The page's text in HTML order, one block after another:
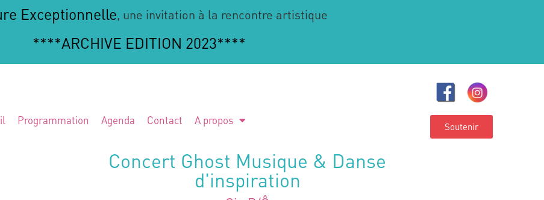
Exceptionnelle, une invitation à la rencontre artistique
****ARCHIVE EDITION 2023****
Programmation Agenda Contact A propos Soutenir
Concert Ghost Musique & Danse
d'inspiration